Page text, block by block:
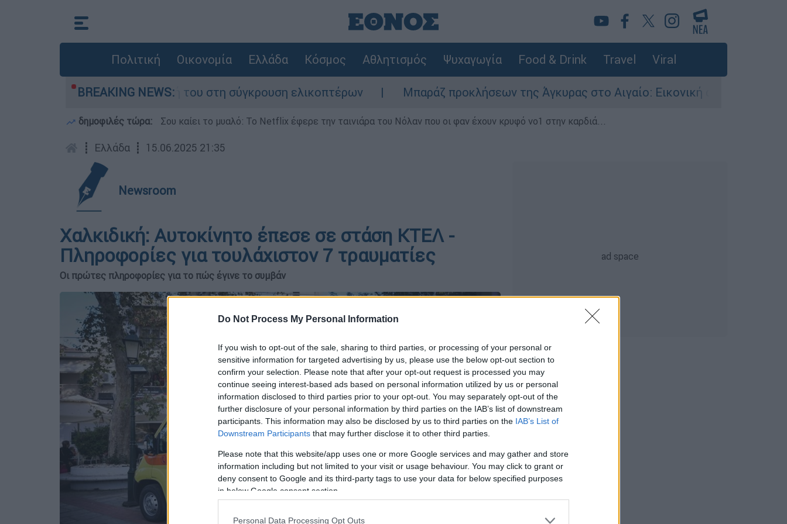
Do Not Process My Personal Information
If you wish to opt-out of the sale, sharing to third parties, or processing of your personal or
sensitive information for targeted advertising by us, please use the below opt-out section to
confirm your selection. Please note that after your opt-out request is processed you may
continue seeing interest-based ads based on personal information utilized by us or personal
information disclosed to third parties prior to your opt-out. You may separately opt-out of the
further disclosure of your personal information by third parties on the IAB’s list of downstream
participants. This information may also be disclosed by us to third parties on the IAB’s List of
Downstream Participants that may further disclose it to other third parties.
Please note that this website/app uses one or more Google services and may gather and store
information including but not limited to your visit or usage behaviour. You may click to grant or
deny consent to Google and its third-party tags to use your data for below specified purposes
in below Google consent section.
Personal Data Processing Opt Outs
Πολιτική Οικονομία Ελλάδα Κόσμος Αθλητισμός Ψυχαγωγία Food & Drink Travel Viral
BREAKING NEWS:
Δαμίγο που έχασε τη ζωή του στη σύγκρουση ελικοπτέρων Μπαράζ προκλήσεων της Άγκυρας στο Αιγαίο: Εικονική αερομαχία ανάμεσα
δημοφιλές τώρα: Σου καίει το μυαλό: Το Netflix έφερε την ταινιάρα του Νόλαν που οι φαν έχουν κρυφό νο1 στην καρδιά...
┋ Ελλάδα ┋ 15.06.2025 21:35
Newsroom
Χαλκιδική: Αυτοκίνητο έπεσε σε στάση ΚΤΕΛ -
Πληροφορίες για τουλάχιστον 7 τραυματίες
Οι πρώτες πληροφορίες για το πώς έγινε το συμβάν